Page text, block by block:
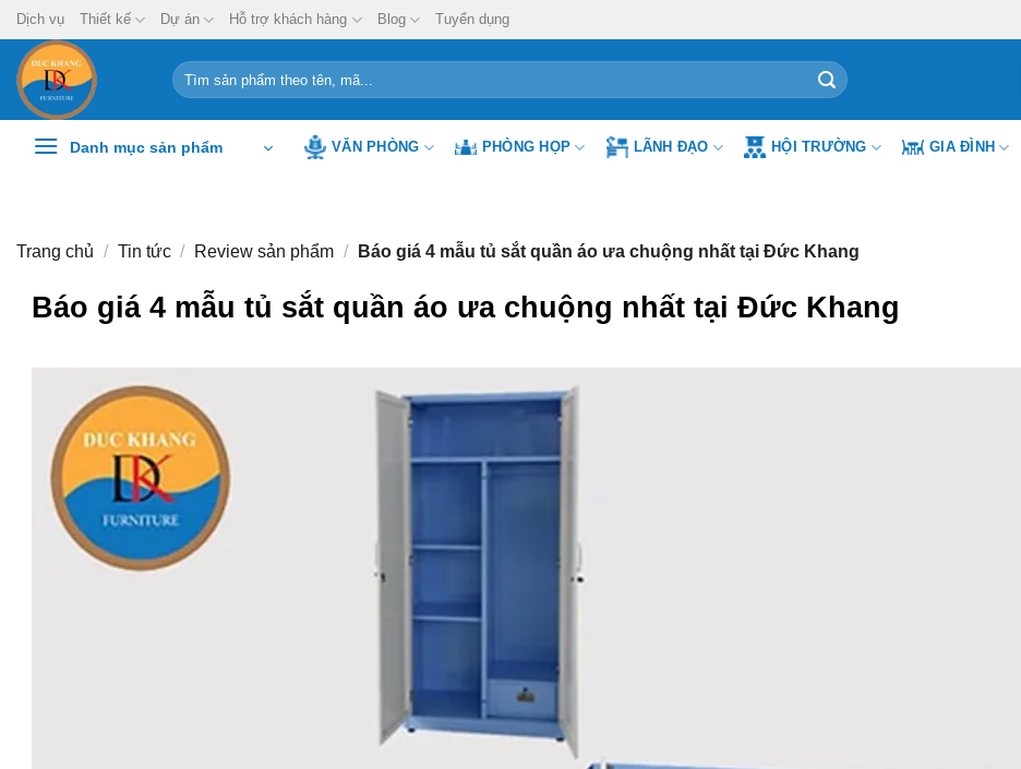
Chuyển
đến
nội
dung
Dịch vụ Thiết kế Dự án Hỗ trợ khách hàng Blog Tuyển dụng
Tìm
kiếm:
Danh mục sản phẩm VĂN PHÒNG PHÒNG HỌP LÃNH ĐẠO HỘI TRƯỜNG GIA ĐÌNH
Trang chủ / Tin tức / Review sản phẩm / Báo giá 4 mẫu tủ sắt quần áo ưa chuộng nhất tại Đức Khang
Báo giá 4 mẫu tủ sắt quần áo ưa chuộng nhất tại Đức Khang